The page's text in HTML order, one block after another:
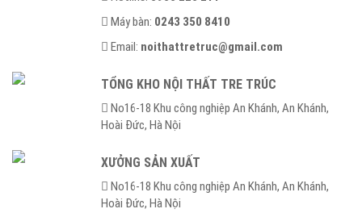
Máy bàn: 0243 350 8410
Email: noithattretruc@gmail.com
TỔNG KHO NỘI THẤT TRE TRÚC
No16-18 Khu công nghiệp An Khánh, An Khánh,
Hoài Ðức, Hà Nội
XƯỞNG SẢN XUẤT
No16-18 Khu công nghiệp An Khánh, An Khánh,
Hoài Ðức, Hà Nội